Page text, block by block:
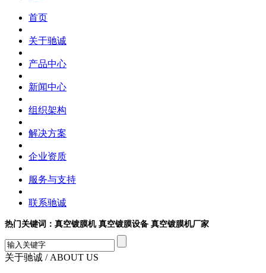
首页
关于驰诚
产品中心
新闻中心
组织架构
解决方案
企业资质
服务与支持
联系驰诚
热门关键词：真空镀膜机 真空镀膜设备 真空镀膜机厂家
关于驰诚 / ABOUT US